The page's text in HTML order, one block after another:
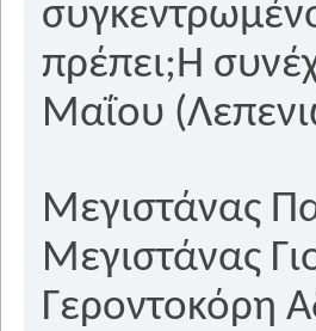
πρέπει;Η
Μαΐου
Μεγιστάνας
Μεγιστάνας
Γεροντοκόρη